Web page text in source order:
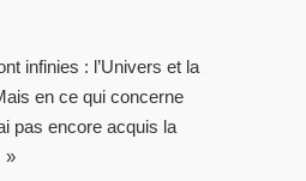
infinies : l’Univers et la
en ce qui concerne
pas encore acquis la
»